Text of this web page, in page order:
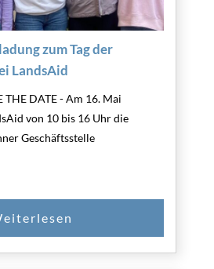
zum Tag der
LandsAid
THE DATE - Am 16. Mai
von 10 bis 16 Uhr die
Geschäftsstelle